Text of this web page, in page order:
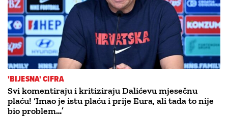
'BIJESNA' CIFRA
Svi komentiraju i kritiziraju Dalićevu mjesečnu
plaću! ‘Imao je istu plaću i prije Eura, ali tada to nije
bio problem…’